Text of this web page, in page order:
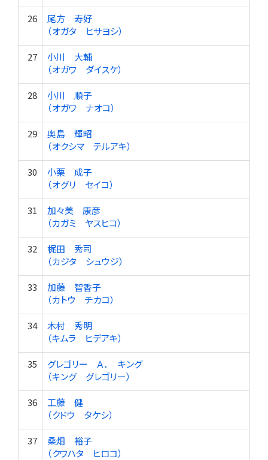
26
尾方 寿好
（オガタ ヒサヨシ）
27
小川 大輔
（オガワ ダイスケ）
28
小川 順子
（オガワ ナオコ）
29
奥島 輝昭
（オクシマ テルアキ）
30
小栗 成子
（オグリ セイコ）
31
加々美 康彦
（カガミ ヤスヒコ）
32
梶田 秀司
（カジタ シュウジ）
33
加藤 智香子
（カトウ チカコ）
34
木村 秀明
（キムラ ヒデアキ）
35
グレゴリー Ａ． キング
（キング グレゴリー）
36
工藤 健
（クドウ タケシ）
37
桑畑 裕子
（クワハタ ヒロコ）